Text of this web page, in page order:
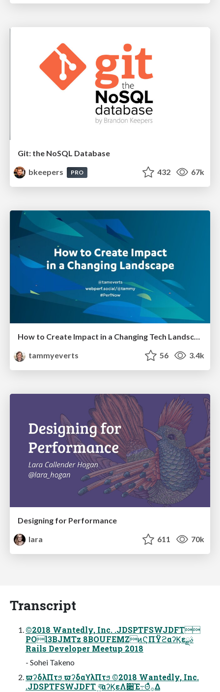
Git: the NoSQL Database
bkeepers
PRO 432 67k
How to Create Impact in a Changing Tech Landscape [PerfNow 2023]
tammyeverts
56 3.4k
Designing for Performance
lara
611 70k
Transcript
©2018 Wantedly, Inc. .JDSPTFSWJDFT
POl3BJMTz 8BOUFEMZͷϚΠΫϩαʔϏεࣄྫ
Rails Developer Meetup 2018
- Sohei Takeno
ϖʔδλΠτϧ ϖʔδαϒλΠτϧ ©2018 Wantedly, Inc.
.JDSPTFSWJDFT খ͍͞αʔϏεΛ૊Έ߹Θͤͯ࡞Δ